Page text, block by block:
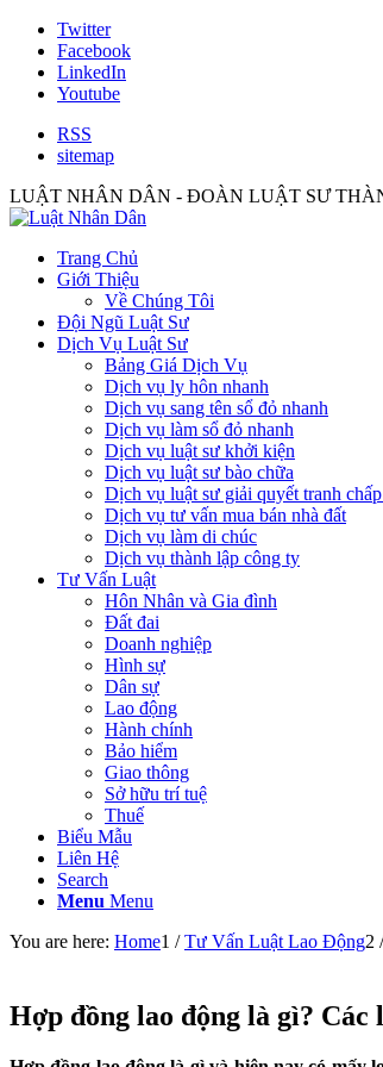
Twitter
Facebook
LinkedIn
Youtube
RSS
sitemap
LUẬT NHÂN DÂN - ĐOÀN LUẬT SƯ
Trang Chủ
Giới Thiệu
Về Chúng Tôi
Đội Ngũ Luật Sư
Dịch Vụ Luật Sư
Bảng Giá Dịch Vụ
Dịch vụ ly hôn nhanh
Dịch vụ sang tên sổ đỏ nhanh
Dịch vụ làm sổ đỏ nhanh
Dịch vụ luật sư khởi kiện
Dịch vụ luật sư bào chữa
Dịch vụ luật sư giải quyết tranh
Dịch vụ tư vấn mua bán nhà đất
Dịch vụ làm di chúc
Dịch vụ thành lập công ty
Tư Vấn Luật
Hôn Nhân và Gia đình
Đất đai
Doanh nghiệp
Hình sự
Dân sự
Lao động
Hành chính
Bảo hiểm
Giao thông
Sở hữu trí tuệ
Thuế
Biểu Mẫu
Liên Hệ
Search
Menu Menu
You are here: Home1 / Tư Vấn Luật Lao Động2 /
Hợp đồng lao động là gì? Các